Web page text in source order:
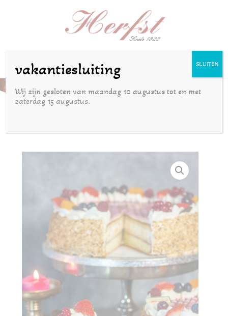
Chipolata taart
vakantiesluiting
Wij zijn gesloten van maandag 10 augustus tot en met
zaterdag 15 augustus.
SLUITEN